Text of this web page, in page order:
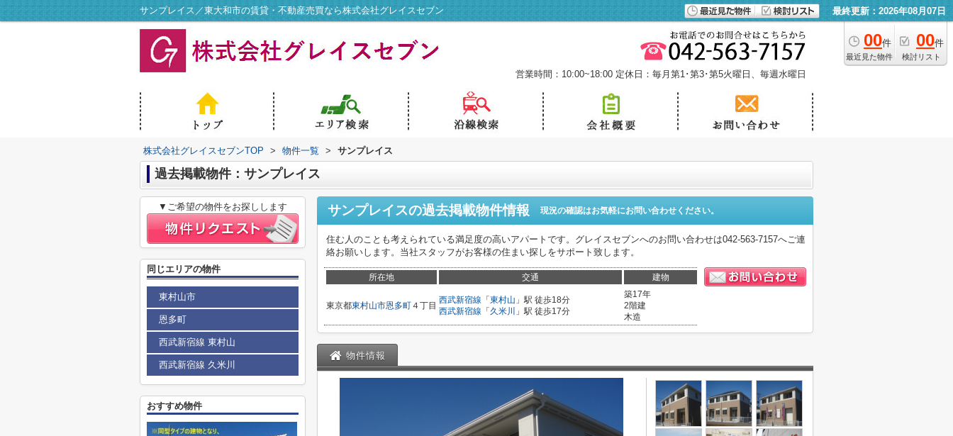
サンプレイス／東大和市の賃貸・不動産売買なら株式会社グレイスセブン 最終更新：2026年08月07日
00件
最近見た物件
00件
検討リスト
営業時間：10:00~18:00 定休日：毎月第1･第3･第5火曜日、毎週水曜日
株式会社グレイスセブンTOP > 物件一覧 > サンプレイス
過去掲載物件：サンプレイス
サンプレイスの過去掲載物件情報 現況の確認はお気軽にお問い合わせください。
住む人のことも考えられている満足度の高いアパートです。グレイスセブンへのお問い合わせは042-563-7157へご連
絡お願いします。当社スタッフがお客様の住まい探しをサポート致します。
所在地 交通 建物
東京都東村山市恩多町４丁目
西武新宿線 「 東村山 」駅 徒歩18分
西武新宿線 「 久米川 」駅 徒歩17分
築17年
2階建
木造
物件情報
▼ご希望の物件をお探しします
同じエリアの物件
東村山市
恩多町
西武新宿線 東村山
西武新宿線 久米川
おすすめ物件